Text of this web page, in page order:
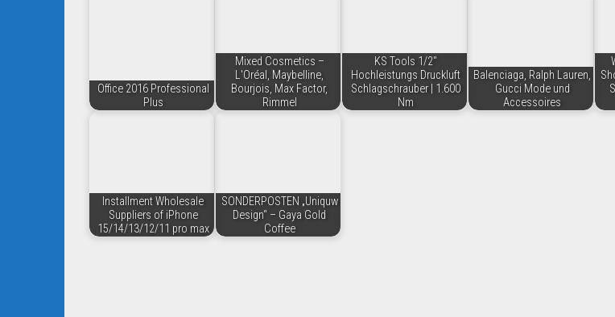
Office 2016 Professional
Plus
Mixed Cosmetics –
L'Oréal, Maybelline,
Bourjois, Max Factor,
Rimmel
KS Tools 1/2"
Hochleistungs Druckluft
Schlagschrauber | 1.600
Nm
Balenciaga, Ralph Lauren,
Gucci Mode und
Accessoires
Installment Wholesale
Suppliers of iPhone
15/14/13/12/11 pro max
SONDERPOSTEN „Uniquw
Design“ – Gaya Gold
Coffee